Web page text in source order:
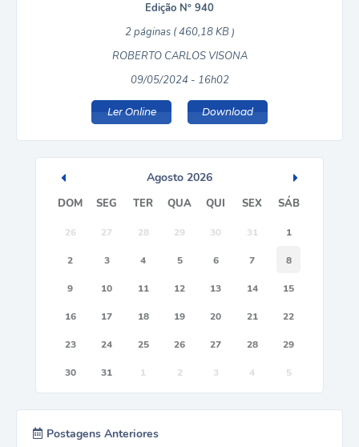
Edição Nº 940
2 páginas ( 460,18 KB )
ROBERTO CARLOS VISONA
09/05/2024 - 16h02
Ler Online Download
Agosto 2026
DOM SEG TER QUA QUI SEX SÁB
26 27 28 29 30 31 1
2 3 4 5 6 7 8
9 10 11 12 13 14 15
16 17 18 19 20 21 22
23 24 25 26 27 28 29
30 31 1 2 3 4 5
Postagens Anteriores